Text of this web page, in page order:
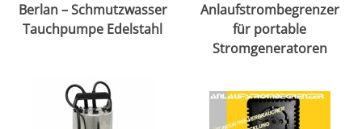
Berlan – Schmutzwasser
Tauchpumpe Edelstahl
Anlaufstrombegrenzer
für portable
Stromgeneratoren